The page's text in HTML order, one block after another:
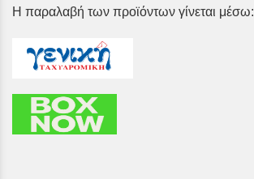
Η παραλαβή των προϊόντων γίνεται μέσω: